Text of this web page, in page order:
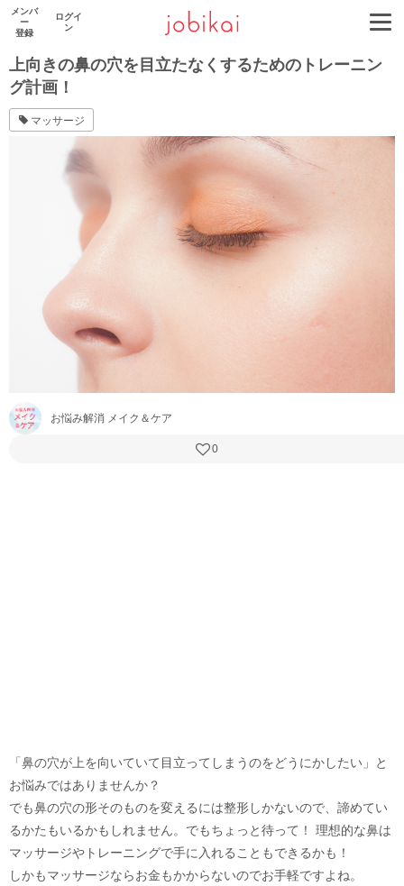
メンバ
ー
登録
ログイ
ン
上向きの鼻の穴を目立たなくするためのトレーニン
グ計画！
マッサージ
お悩み解消 メイク＆ケア
0
「鼻の穴が上を向いていて目立ってしまうのをどうにかしたい」と
お悩みではありませんか？
でも鼻の穴の形そのものを変えるには整形しかないので、諦めてい
るかたもいるかもしれません。でもちょっと待って！ 理想的な鼻は
マッサージやトレーニングで手に入れることもできるかも！
しかもマッサージならお金もかからないのでお手軽ですよね。